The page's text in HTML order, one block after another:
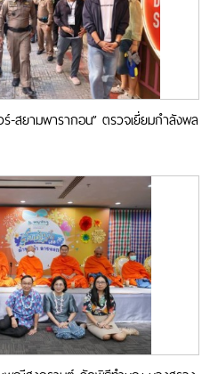
-สยามพารากอน” ตรวจเยี่ยมกำลังพล